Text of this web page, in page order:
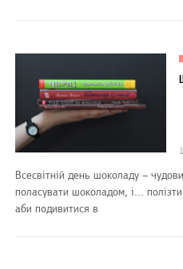
Всесвітній день шоколаду –
поласувати шоколадом, і…
аби подивитися в